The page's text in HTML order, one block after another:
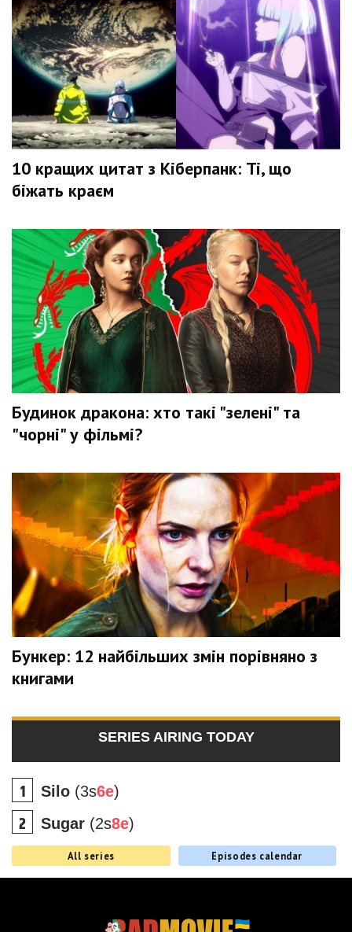
10 кращих цитат з Кіберпанк: Ті, що
біжать краєм
Будинок дракона: хто такі "зелені" та
"чорні" у фільмі?
Бункер: 12 найбільших змін порівняно з
книгами
SERIES AIRING TODAY
Silo (3s6e)
Sugar (2s8e)
All series Episodes calendar